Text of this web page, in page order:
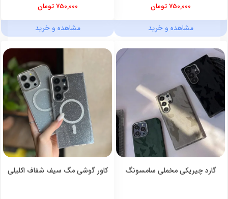
750,000 تومان
مشاهده و خرید
750,000 تومان
مشاهده و خرید
گارد چیریکی مخملی سامسونگ کاور گوشی مگ سیف شفاف اکلیلی